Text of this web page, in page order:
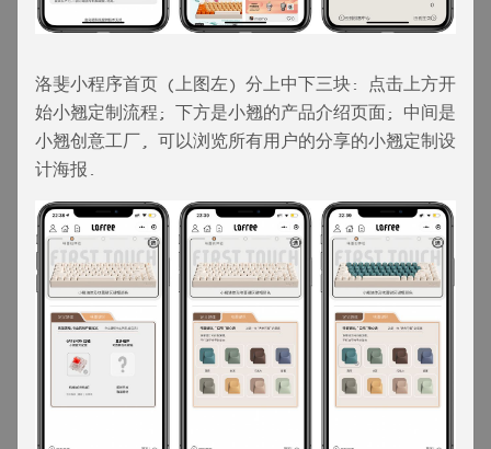
洛斐小程序首页 (上图左) 分上中下三块: 点击上方开
始小翘定制流程; 下方是小翘的产品介绍页面; 中间是
小翘创意工厂, 可以浏览所有用户的分享的小翘定制设
计海报.